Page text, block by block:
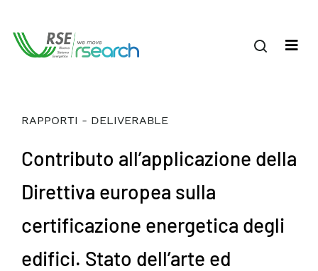
RAPPORTI - DELIVERABLE
Contributo all’applicazione della
Direttiva europea sulla
certificazione energetica degli
edifici. Stato dell’arte ed